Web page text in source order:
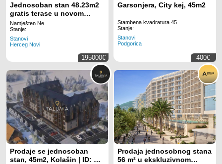
Jednosoban stan 48.23m2
gratis terase u novom
stambenom kompleksu sa
bazenom-Kumbor,Herceg
Novi
Namješten Ne
Stanje:
Stanovi
Herceg Novi
195000€
Garsonjera, City kej, 45m2
Stambena kvadratura 45
Stanje:
Stanovi
Podgorica
400€
Prodaje se jednosoban
stan, 45m2, Kolašin | ID: M
Prodaja jednosobnog stana
56 m² u ekskluzivnom